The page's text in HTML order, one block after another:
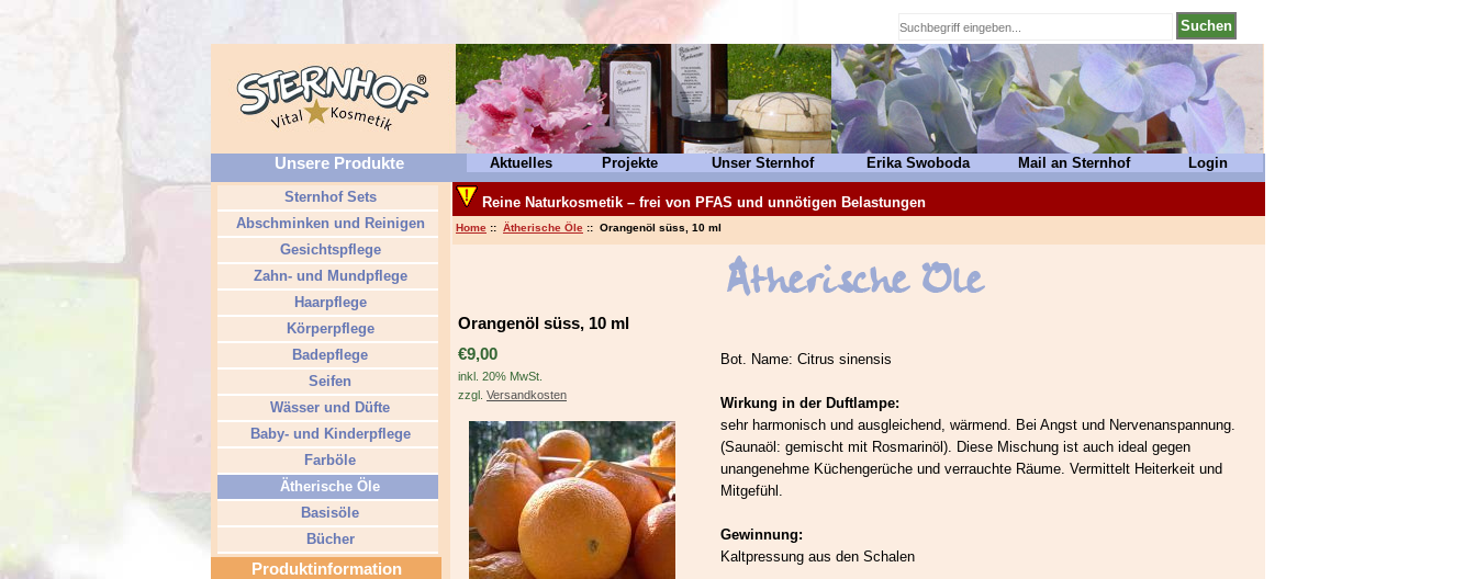
Unsere Produkte Aktuelles Projekte Unser Sternhof Erika Swoboda Mail an Sternhof Login
Reine Naturkosmetik – frei von PFAS und unnötigen Belastungen
Home :: Ätherische Öle :: Orangenöl süss, 10 ml
Orangenöl süss, 10 ml
Bot. Name: Citrus sinensis
Wirkung in der Duftlampe:
sehr harmonisch und ausgleichend, wärmend. Bei Angst und Nervenanspannung.
(Saunaöl: gemischt mit Rosmarinöl). Diese Mischung ist auch ideal gegen
unangenehme Küchengerüche und verrauchte Räume. Vermittelt Heiterkeit und
Mitgefühl.
Gewinnung:
Kaltpressung aus den Schalen
€9,00
inkl. 20% MwSt.
zzgl. Versandkosten
Sternhof Sets
Abschminken und Reinigen
Gesichtspflege
Zahn- und Mundpflege
Haarpflege
Körperpflege
Badepflege
Seifen
Wässer und Düfte
Baby- und Kinderpflege
Farböle
Ätherische Öle
Basisöle
Bücher
Produktinformation